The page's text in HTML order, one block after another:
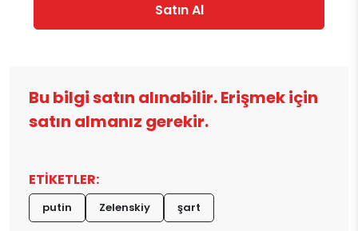
Satın Al
Bu bilgi satın alınabilir. Erişmek için
satın almanız gerekir.
ETİKETLER:
putin Zelenskiy şart